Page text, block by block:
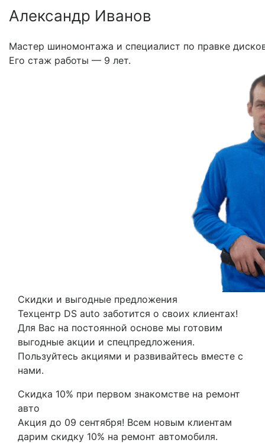
Александр Иванов
Мастер шиномонтажа и специалист по правке
Его стаж работы — 9 лет.
Next
Скидки и выгодные предложения
Техцентр DS auto заботится о своих клиентах!
Для Вас на постоянной основе мы готовим
выгодные акции и спецпредложения.
Пользуйтесь акциями и развивайтесь вместе с
нами.
Скидка 10% при первом знакомстве на ремонт
авто
Акция до 09 сентября! Всем новым клиентам
дарим скидку 10% на ремонт автомобиля.